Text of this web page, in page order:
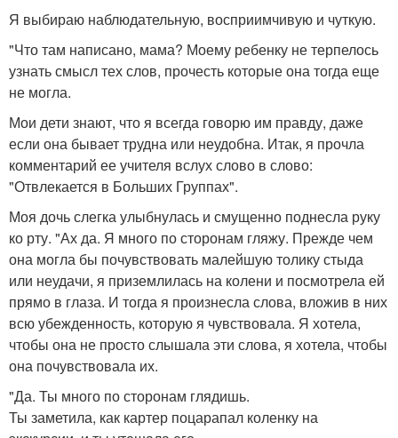
Я выбираю наблюдательную, восприимчивую и чуткую.
"Что там написано, мама? Моему ребенку не терпелось
узнать смысл тех слов, прочесть которые она тогда еще
не могла.
Мои дети знают, что я всегда говорю им правду, даже
если она бывает трудна или неудобна. Итак, я прочла
комментарий ее учителя вслух слово в слово:
"Отвлекается в Больших Группах".
Моя дочь слегка улыбнулась и смущенно поднесла руку
ко рту. "Ах да. Я много по сторонам гляжу. Прежде чем
она могла бы почувствовать малейшую толику стыда
или неудачи, я приземлилась на колени и посмотрела ей
прямо в глаза. И тогда я произнесла слова, вложив в них
всю убежденность, которую я чувствовала. Я хотела,
чтобы она не просто слышала эти слова, я хотела, чтобы
она почувствовала их.
"Да. Ты много по сторонам глядишь.
Ты заметила, как картер поцарапал коленку на